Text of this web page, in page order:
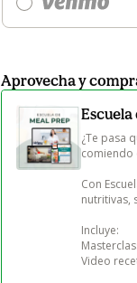
Aprovecha y
Escuela
¿Te pasa
comiendo
Con
nutritivas,
Incluye:
Video